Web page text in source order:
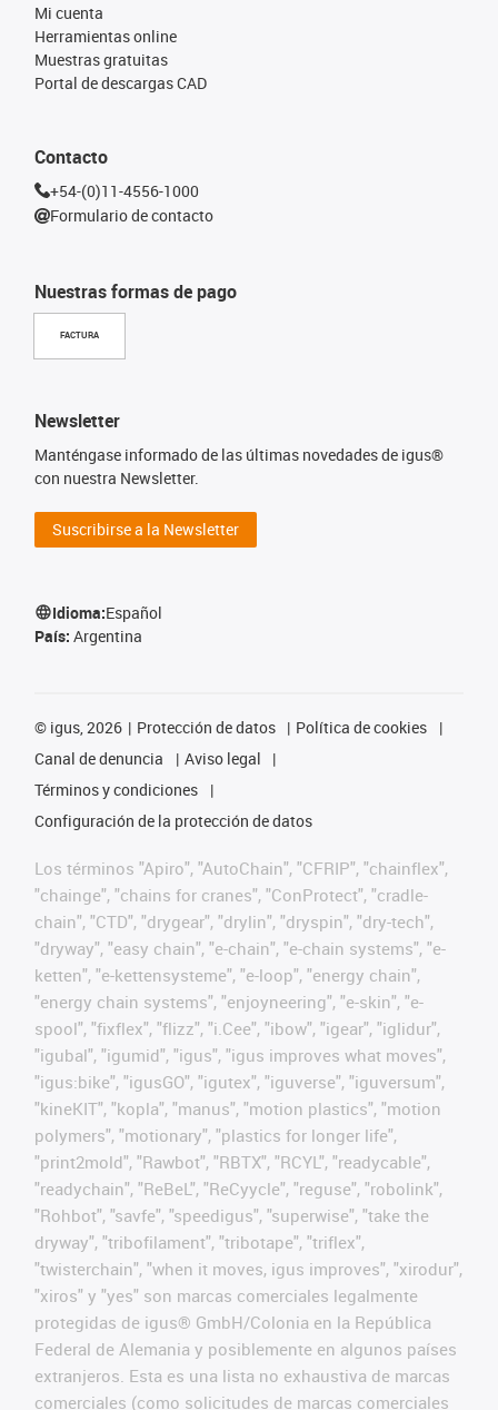
Nuestras formas de pago
FACTURA
Mi cuenta
Herramientas online
Muestras gratuitas
Portal de descargas CAD
Contacto
+54-(0)11-4556-1000
Formulario de contacto
Newsletter
Manténgase informado de las últimas novedades de igus®
con nuestra Newsletter.
Suscribirse a la Newsletter
Idioma:Español
País: Argentina
© igus, 2026 Protección de datos
Política de cookies
Canal de denuncia
Aviso legal
Términos y condiciones
Configuración de la protección de datos
Los términos "Apiro", "AutoChain", "CFRIP", "chainflex",
"chainge", "chains for cranes", "ConProtect", "cradle-
chain", "CTD", "drygear", "drylin", "dryspin", "dry-tech",
"dryway", "easy chain", "e-chain", "e-chain systems", "e-
ketten", "e-kettensysteme", "e-loop", "energy chain",
"energy chain systems", "enjoyneering", "e-skin", "e-
spool", "fixflex", "flizz", "i.Cee", "ibow", "igear", "iglidur",
"igubal", "igumid", "igus", "igus improves what moves",
"igus:bike", "igusGO", "igutex", "iguverse", "iguversum",
"kineKIT", "kopla", "manus", "motion plastics", "motion
polymers", "motionary", "plastics for longer life",
"print2mold", "Rawbot", "RBTX", "RCYL", "readycable",
"readychain", "ReBeL", "ReCyycle", "reguse", "robolink",
"Rohbot", "savfe", "speedigus", "superwise", "take the
dryway", "tribofilament", "tribotape", "triflex",
"twisterchain", "when it moves, igus improves", "xirodur",
"xiros" y "yes" son marcas comerciales legalmente
protegidas de igus® GmbH/Colonia en la República
Federal de Alemania y posiblemente en algunos países
extranjeros. Esta es una lista no exhaustiva de marcas
comerciales (como solicitudes de marcas comerciales